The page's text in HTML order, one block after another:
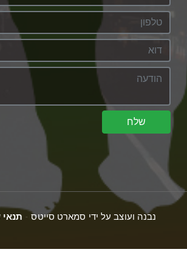
שלח
נבנה ועוצב על ידי סמארט סייטס -תנאי